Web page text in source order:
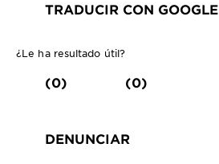
TRADUCIR CON GOOGLE
¿Le ha resultado útil?
(0) (0)
DENUNCIAR